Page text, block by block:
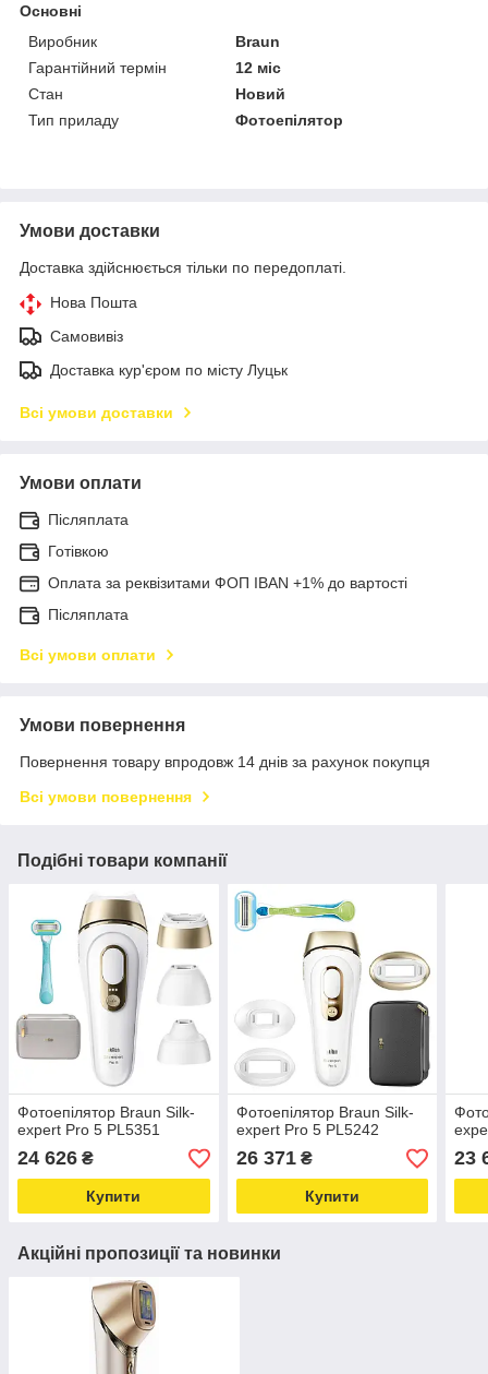
Основні
Виробник
Braun
Гарантійний термін
12 міс
Стан
Новий
Тип приладу
Фотоепілятор
Умови доставки
Доставка здійснюється тільки по передоплаті.
Нова Пошта
Самовивіз
Доставка кур'єром по місту Луцьк
Всі умови доставки
Умови оплати
Післяплата
Готівкою
Оплата за реквізитами ФОП IBAN +1% до вартості
Післяплата
Всі умови оплати
Умови повернення
Повернення товару впродовж 14 днів за рахунок покупця
Всі умови повернення
Подібні товари компанії
Фотоепілятор Braun Silk-
expert Pro 5 PL5351
24 626 ₴
Купити
Фотоепілятор Braun Silk-
expert Pro 5 PL5242
26 371₴
Купити
23
Акційні пропозиції та новинки